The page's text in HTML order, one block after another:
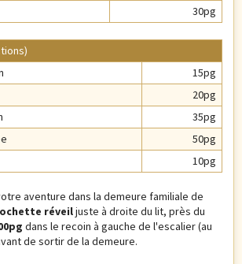
30pg
15pg
20pg
35pg
50pg
10pg
aventure dans la demeure familiale de
réveiljuste à droite du lit, près du
dans le recoin à gauche de l'escalier (au
de sortir de la demeure.